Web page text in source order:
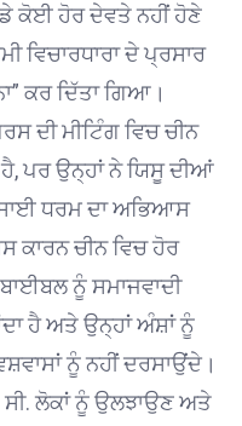
ਕੋਈ ਹੋਰ ਦੇਵਤੇ ਨਹੀਂ ਹੋਣੇ
ਵਿਚਾਰਧਾਰਾ ਦੇ ਪ੍ਰਸਾਰ
ਕਰ ਦਿੱਤਾ ਗਿਆ।
ਦੀ ਮੀਟਿੰਗ ਵਿਚ ਚੀਨ
ਹੈ, ਪਰ ਉਨ੍ਹਾਂ ਨੇ ਯਿਸੂ ਦੀਆਂ
ਧਰਮ ਦਾ ਅਭਿਆਸ
ਕਾਰਨ ਚੀਨ ਵਿਚ ਹੋਰ
ਨੂੰ ਸਮਾਜਵਾਦੀ
ਹੈ ਅਤੇ ਉਨ੍ਹਾਂ ਅੰਸ਼ਾਂ ਨੂੰ
ਨੂੰ ਨਹੀਂ ਦਰਸਾਉਂਦੇ।
ਸੀ. ਲੋਕਾਂ ਨੂੰ ਉਲਝਾਉਣ ਅਤੇ